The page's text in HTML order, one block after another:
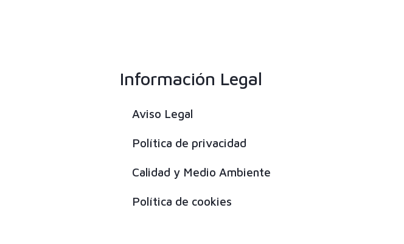
Información Legal
Aviso Legal
Política de privacidad
Calidad y Medio Ambiente
Política de cookies